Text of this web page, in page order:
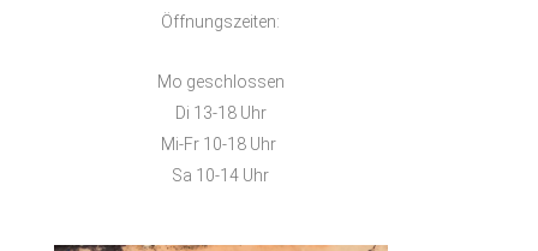
Öffnungszeiten:
Mo geschlossen
Di 13-18 Uhr
Mi-Fr 10-18 Uhr
Sa 10-14 Uhr